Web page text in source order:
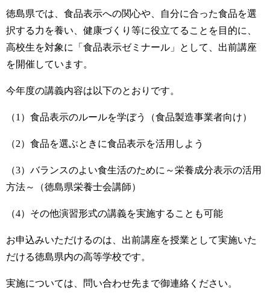
徳島県では、食品表示への関心や、自分に合った食品を選
択する力を養い、健康づくり等に役立てることを目的に、
高校生を対象に「食品表示ゼミナール」として、出前講座
を開催しています。
今年度の講義内容は以下のとおりです。
（1）食品表示のルールを学ぼう（食品製造事業者向け）
（2）食品を選ぶときに食品表示を活用しよう
（3）バランスのよい食生活のために～栄養成分表示の活用
方法～（徳島県栄養士会講師）
（4）その他演習形式の講義を実施することも可能
お申込みいただけるのは、出前講座を授業として実施いた
だける徳島県内の高等学校です。
実施については、問い合わせ先まで御連絡ください。